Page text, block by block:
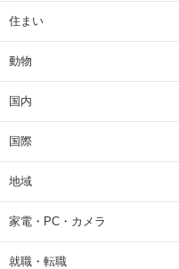
住まい
動物
国内
国際
地域
家電・PC・カメラ
就職・転職